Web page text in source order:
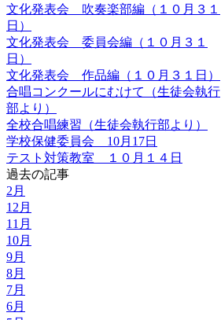
文化発表会 吹奏楽部編（１０月３１
日）
文化発表会 委員会編（１０月３１
日）
文化発表会 作品編（１０月３１日）
合唱コンクールにむけて（生徒会執行
部より）
全校合唱練習（生徒会執行部より）
学校保健委員会 10月17日
テスト対策教室 １０月１４日
過去の記事
2月
12月
11月
10月
9月
8月
7月
6月